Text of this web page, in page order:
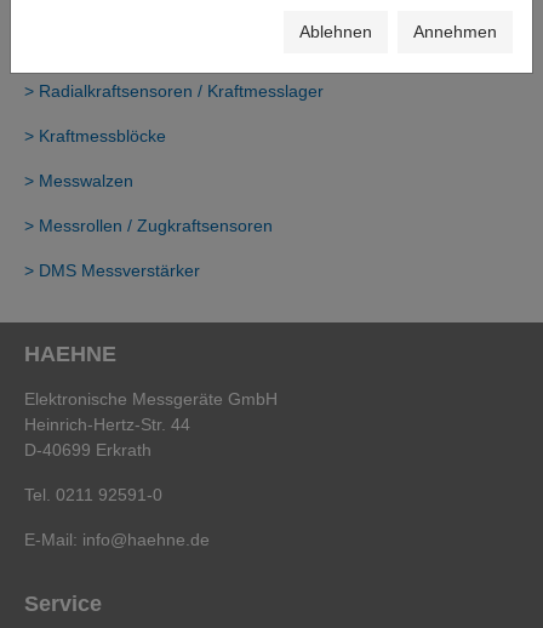
> Radialkraftsensoren / Kraftmesslager
> Kraftmessblöcke
> Messwalzen
> Messrollen / Zugkraftsensoren
> DMS Messverstärker
HAEHNE
Elektronische Messgeräte GmbH
Heinrich-Hertz-Str. 44
D-40699 Erkrath
Tel. 0211 92591-0
E-Mail: info@haehne.de
Service
Ablehnen Annehmen